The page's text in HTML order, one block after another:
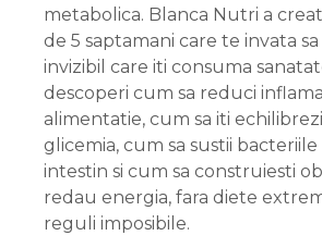
metabolica. Blanca Nutri a
de 5 saptamani care te invata
invizibil care iti consuma
descoperi cum sa reduci
alimentatie, cum sa iti
glicemia, cum sa sustii
intestin si cum sa construiesti
redau energia, fara diete
reguli imposibile.